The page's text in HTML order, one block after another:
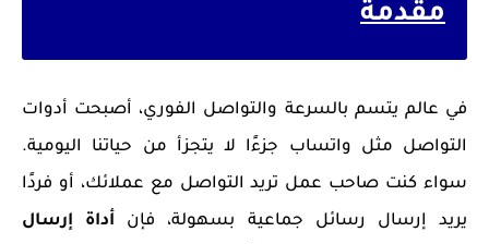
مقدمة
في عالم يتسم بالسرعة والتواصل الفوري، أصبحت أدوات
التواصل مثل واتساب جزءًا لا يتجزأ من حياتنا اليومية.
سواء كنت صاحب عمل تريد التواصل مع عملائك، أو فردًا
يريد إرسال رسائل جماعية بسهولة، فإن أداة إرسال